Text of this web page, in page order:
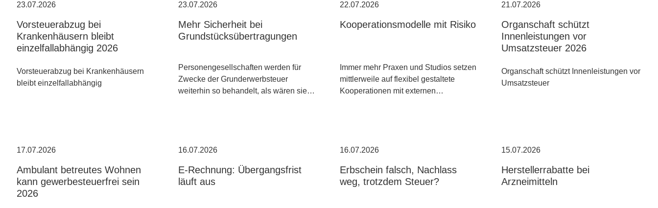
23.07.2026
Vorsteuerabzug bei
Krankenhäusern bleibt
einzelfallabhängig 2026
Vorsteuerabzug bei Krankenhäusern
bleibt einzelfallabhängig
23.07.2026
Mehr Sicherheit bei
Grundstücksübertragungen
Personengesellschaften werden für
Zwecke der Grunderwerbsteuer
weiterhin so behandelt, als wären sie…
22.07.2026
Kooperationsmodelle mit Risiko
Immer mehr Praxen und Studios setzen
mittlerweile auf flexibel gestaltete
Kooperationen mit externen…
21.07.2026
Organschaft schützt
Innenleistungen vor
Umsatzsteuer 2026
Organschaft schützt Innenleistungen vor
Umsatzsteuer
17.07.2026
Ambulant betreutes Wohnen
kann gewerbesteuerfrei sein
2026
16.07.2026
E-Rechnung: Übergangsfrist
läuft aus
16.07.2026
Erbschein falsch, Nachlass
weg, trotzdem Steuer?
15.07.2026
Herstellerrabatte bei
Arzneimitteln